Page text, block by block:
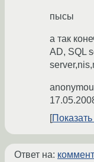
пысы
а так
AD, SQL
Показать
Ответ на: